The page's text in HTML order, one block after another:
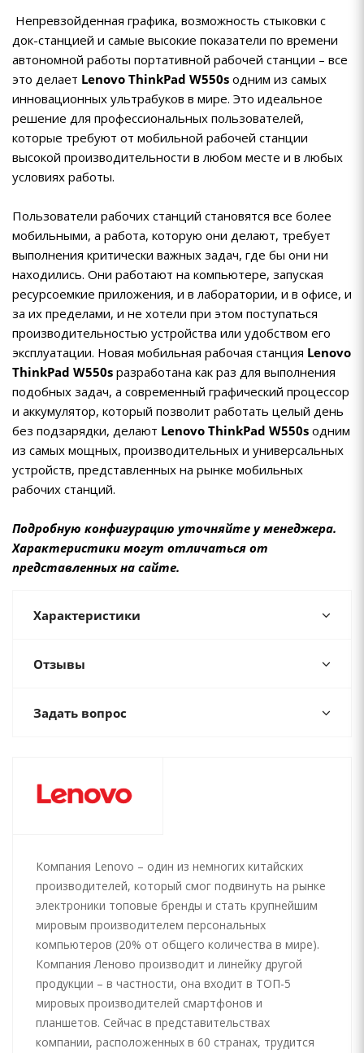
Непревзойденная графика, возможность стыковки с
док-станцией и самые высокие показатели по времени
автономной работы портативной рабочей станции – все
это делает Lenovo ThinkPad W550s одним из самых
инновационных ультрабуков в мире. Это идеальное
решение для профессиональных пользователей,
которые требуют от мобильной рабочей станции
высокой производительности в любом месте и в любых
условиях работы.
Пользователи рабочих станций становятся все более
мобильными, а работа, которую они делают, требует
выполнения критически важных задач, где бы они ни
находились. Они работают на компьютере, запуская
ресурсоемкие приложения, и в лаборатории, и в офисе, и
за их пределами, и не хотели при этом поступаться
производительностью устройства или удобством его
эксплуатации. Новая мобильная рабочая станция Lenovo
ThinkPad W550s разработана как раз для выполнения
подобных задач, а современный графический процессор
и аккумулятор, который позволит работать целый день
без подзарядки, делают Lenovo ThinkPad W550s одним
из самых мощных, производительных и универсальных
устройств, представленных на рынке мобильных
рабочих станций.
Подробную конфигурацию уточняйте у менеджера.
Характеристики могут отличаться от
представленных на сайте.
Характеристики
Отзывы
Задать вопрос
Компания Lenovo – один из немногих китайских
производителей, который смог подвинуть на рынке
электроники топовые бренды и стать крупнейшим
мировым производителем персональных
компьютеров (20% от общего количества в мире).
Компания Леново производит и линейку другой
продукции – в частности, она входит в ТОП-5
мировых производителей смартфонов и
планшетов. Сейчас в представительствах
компании, расположенных в 60 странах, трудится